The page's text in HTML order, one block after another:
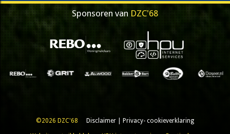
Sponsoren vanDZC'68
©2026 DZC'68 Disclaimer Privacy- cookieverklaring